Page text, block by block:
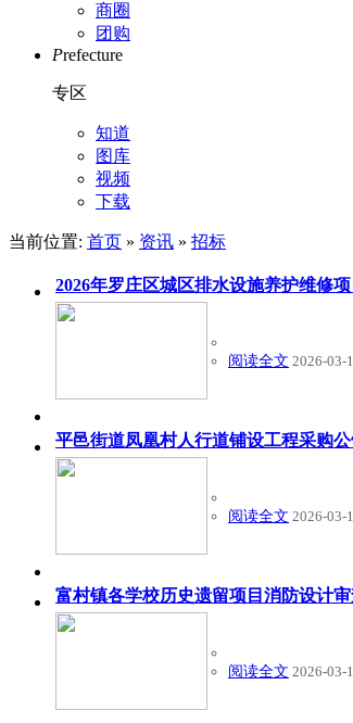
商圈
团购
Prefecture
专区
知道
图库
视频
下载
当前位置: 首页 » 资讯 » 招标
2026年罗庄区城区排水设施养护维修
阅读全文 2026-03-
平邑街道凤凰村人行道铺设工程采购
阅读全文 2026-03-
富村镇各学校历史遗留项目消防设计
阅读全文 2026-03-